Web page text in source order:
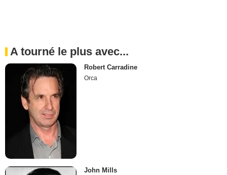
A tourné le plus avec...
Robert Carradine
Orca
John Mills